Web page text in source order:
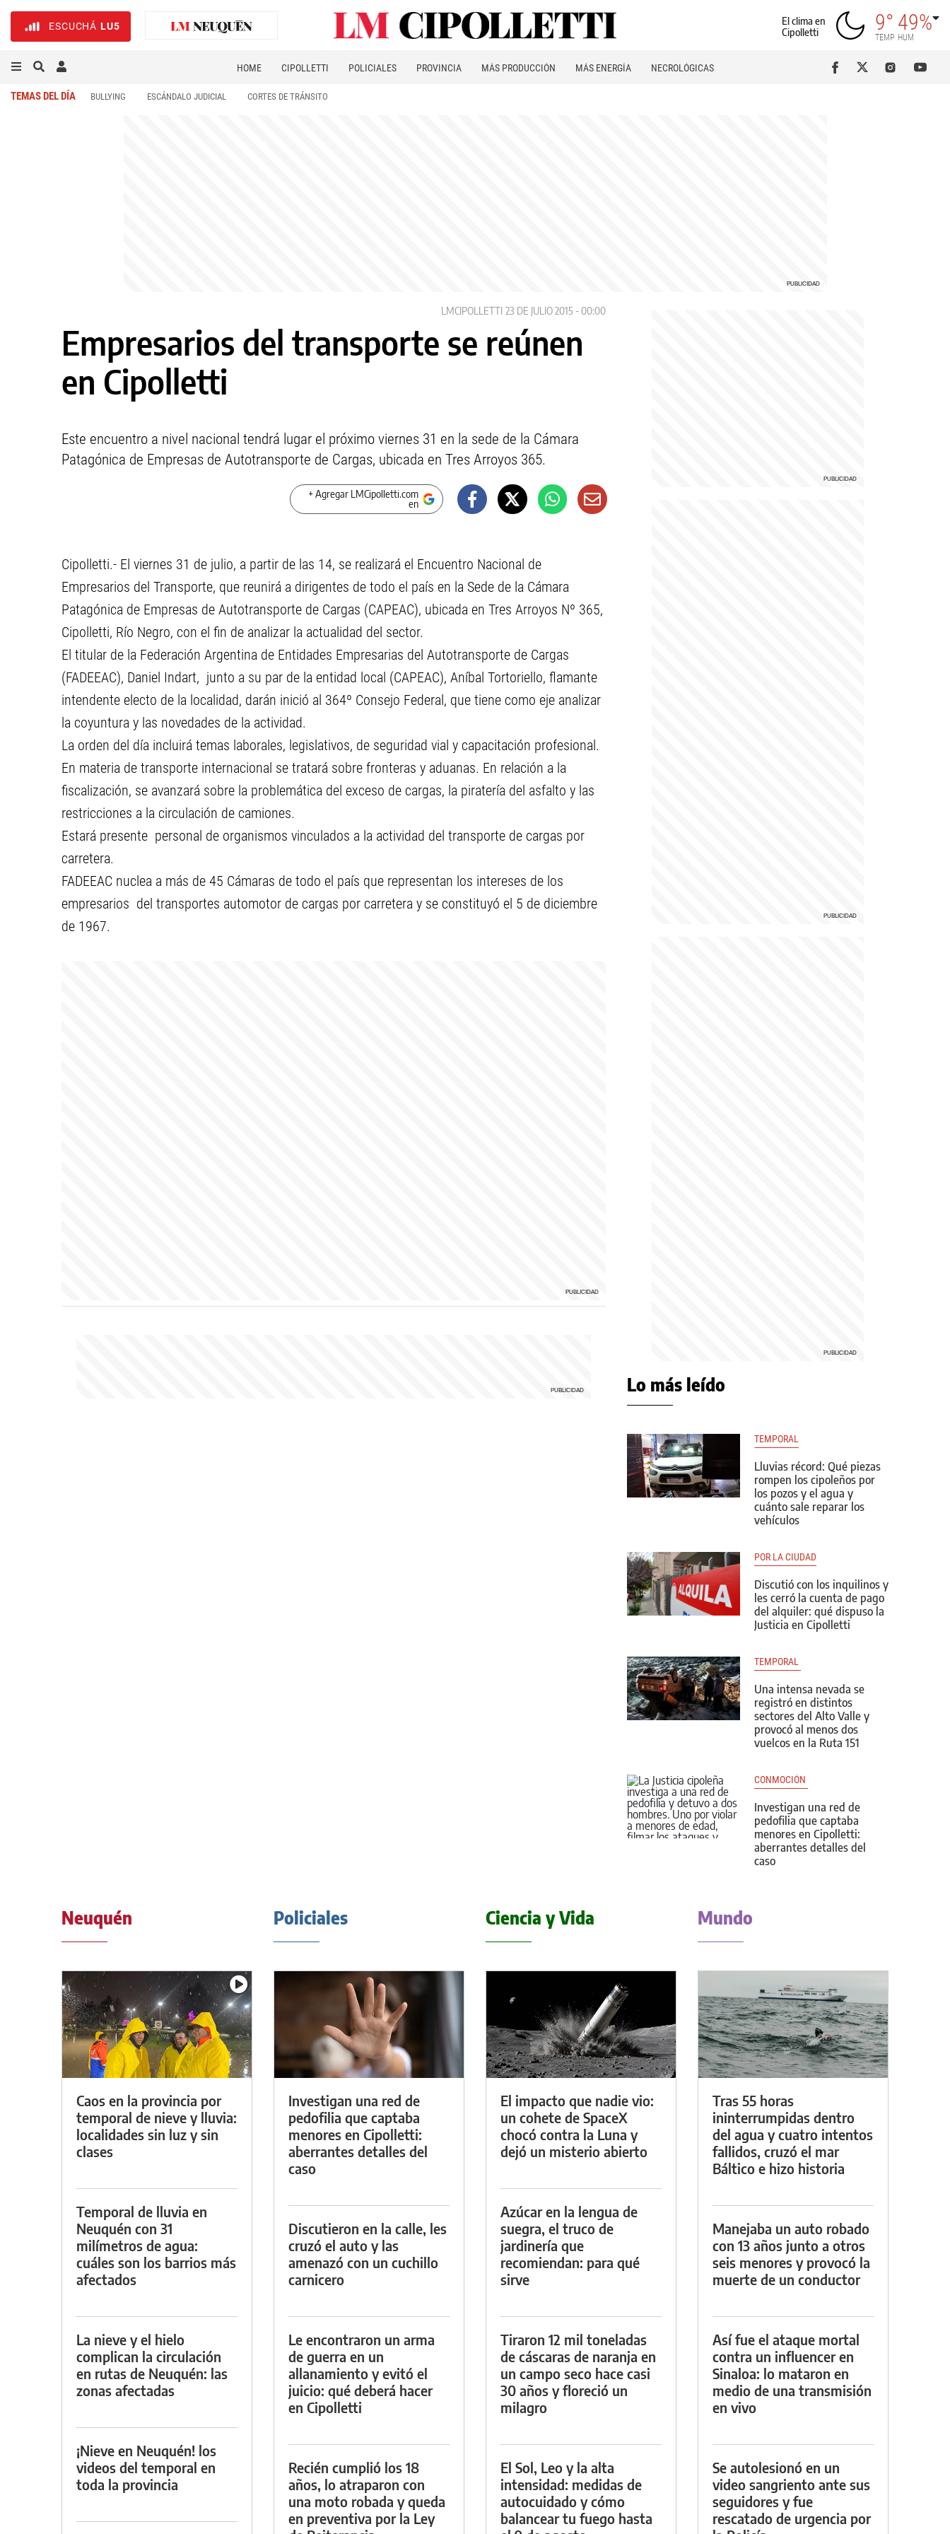
ESCUCHÁ LU5
El clima en
Cipolletti
9°
TEMP
49%
HUM
HOME CIPOLLETTI POLICIALES PROVINCIA MÁS PRODUCCIÓN MÁS ENERGÍA NECROLÓGICAS
TEMAS DEL DÍA BULLYING ESCÁNDALO JUDICIAL CORTES DE TRÁNSITO
LMCIPOLLETTI 23 DE JULIO 2015 - 00:00
Empresarios del transporte se reúnen
en Cipolletti
Este encuentro a nivel nacional tendrá lugar el próximo viernes 31 en la sede de la Cámara
Patagónica de Empresas de Autotransporte de Cargas, ubicada en Tres Arroyos 365.
+ Agregar LMCipolletti.com
en
Cipolletti.- El viernes 31 de julio, a partir de las 14, se realizará el Encuentro Nacional de
Empresarios del Transporte, que reunirá a dirigentes de todo el país en la Sede de la Cámara
Patagónica de Empresas de Autotransporte de Cargas (CAPEAC), ubicada en Tres Arroyos Nº 365,
Cipolletti, Río Negro, con el fin de analizar la actualidad del sector.
El titular de la Federación Argentina de Entidades Empresarias del Autotransporte de Cargas
(FADEEAC), Daniel Indart, junto a su par de la entidad local (CAPEAC), Aníbal Tortoriello, flamante
intendente electo de la localidad, darán inició al 364º Consejo Federal, que tiene como eje analizar
la coyuntura y las novedades de la actividad.
La orden del día incluirá temas laborales, legislativos, de seguridad vial y capacitación profesional.
En materia de transporte internacional se tratará sobre fronteras y aduanas. En relación a la
fiscalización, se avanzará sobre la problemática del exceso de cargas, la piratería del asfalto y las
restricciones a la circulación de camiones.
Estará presente personal de organismos vinculados a la actividad del transporte de cargas por
carretera.
FADEEAC nuclea a más de 45 Cámaras de todo el país que representan los intereses de los
empresarios del transportes automotor de cargas por carretera y se constituyó el 5 de diciembre
de 1967.
Lo más leído
TEMPORAL
Lluvias récord: Qué piezas
rompen los cipoleños por
los pozos y el agua y
cuánto sale reparar los
vehículos
POR LA CIUDAD
Discutió con los inquilinos y
les cerró la cuenta de pago
del alquiler: qué dispuso la
Justicia en Cipolletti
TEMPORAL
Una intensa nevada se
registró en distintos
sectores del Alto Valle y
provocó al menos dos
vuelcos en la Ruta 151
CONMOCIÓN
Investigan una red de
pedofilia que captaba
menores en Cipolletti:
aberrantes detalles del
caso
Neuquén
Caos en la provincia por
temporal de nieve y lluvia:
localidades sin luz y sin
clases
Temporal de lluvia en
Neuquén con 31
milímetros de agua:
cuáles son los barrios más
afectados
La nieve y el hielo
complican la circulación
en rutas de Neuquén: las
zonas afectadas
¡Nieve en Neuquén! los
videos del temporal en
toda la provincia
Policiales
Investigan una red de
pedofilia que captaba
menores en Cipolletti:
aberrantes detalles del
caso
Discutieron en la calle, les
cruzó el auto y las
amenazó con un cuchillo
carnicero
Le encontraron un arma
de guerra en un
allanamiento y evitó el
juicio: qué deberá hacer
en Cipolletti
Recién cumplió los 18
años, lo atraparon con
una moto robada y queda
en preventiva por la Ley
Ciencia y Vida
El impacto que nadie vio:
un cohete de SpaceX
chocó contra la Luna y
dejó un misterio abierto
Azúcar en la lengua de
suegra, el truco de
jardinería que
recomiendan: para qué
sirve
Tiraron 12 mil toneladas
de cáscaras de naranja en
un campo seco hace casi
30 años y floreció un
milagro
El Sol, Leo y la alta
intensidad: medidas de
autocuidado y cómo
balancear tu fuego hasta
Mundo
Tras 55 horas
ininterrumpidas dentro
del agua y cuatro intentos
fallidos, cruzó el mar
Báltico e hizo historia
Manejaba un auto robado
con 13 años junto a otros
seis menores y provocó la
muerte de un conductor
Así fue el ataque mortal
contra un influencer en
Sinaloa: lo mataron en
medio de una transmisión
en vivo
Se autolesionó en un
video sangriento ante sus
seguidores y fue
rescatado de urgencia por